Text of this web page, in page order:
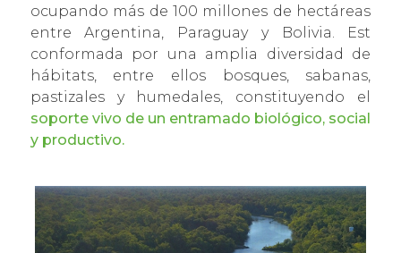
ocupando más de 100 millones de hectáreas
entre Argentina, Paraguay y Bolivia. Est
conformada por una amplia diversidad de
hábitats, entre ellos bosques, sabanas,
pastizales y humedales, constituyendo el
soporte vivo de un entramado biológico, social
y productivo.